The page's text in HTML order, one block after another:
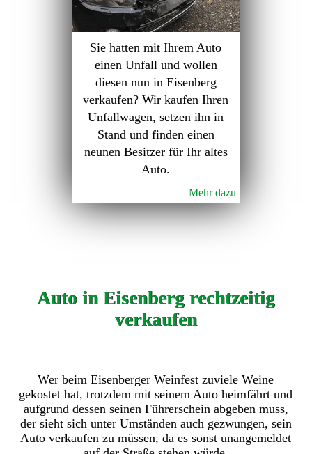
Sie hatten mit Ihrem Auto
einen Unfall und wollen
diesen nun in Eisenberg
verkaufen? Wir kaufen Ihren
Unfallwagen, setzen ihn in
Stand und finden einen
neunen Besitzer für Ihr altes
Auto.
Mehr dazu
Auto in Eisenberg rechtzeitig
verkaufen
Wer beim Eisenberger Weinfest zuviele Weine
gekostet hat, trotzdem mit seinem Auto heimfährt und
aufgrund dessen seinen Führerschein abgeben muss,
der sieht sich unter Umständen auch gezwungen, sein
Auto verkaufen zu müssen, da es sonst unangemeldet